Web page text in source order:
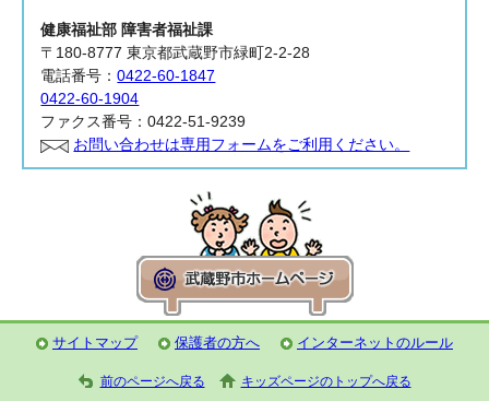
健康福祉部 障害者福祉課
〒180-8777 東京都武蔵野市緑町2-2-28
電話番号：0422-60-1847
0422-60-1904
ファクス番号：0422-51-9239
お問い合わせは専用フォームをご利用ください。
サイトマップ 保護者の方へ インターネットのルール
前のページへ戻る キッズページのトップへ戻る